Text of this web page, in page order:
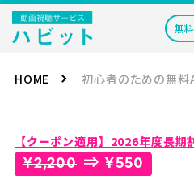
無
HOME
【クーポン適用】2026年度長期
¥2,200 ⇒ ¥550